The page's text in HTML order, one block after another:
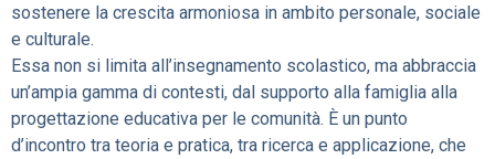
sostenere la crescita armoniosa in ambito personale, sociale
e culturale.
Essa non si limita all’insegnamento scolastico, ma abbraccia
un’ampia gamma di contesti, dal supporto alla famiglia alla
progettazione educativa per le comunità. È un punto
d’incontro tra teoria e pratica, tra ricerca e applicazione, che